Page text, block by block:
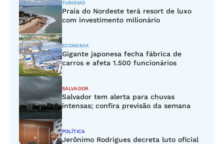
TURISMO
Praia do Nordeste terá resort de luxo
com investimento milionário
ECONOMIA
Gigante japonesa fecha fábrica de
carros e afeta 1.500 funcionários
SALVADOR
Salvador tem alerta para chuvas
intensas; confira previsão da semana
POLÍTICA
Jerônimo Rodrigues decreta luto oficial